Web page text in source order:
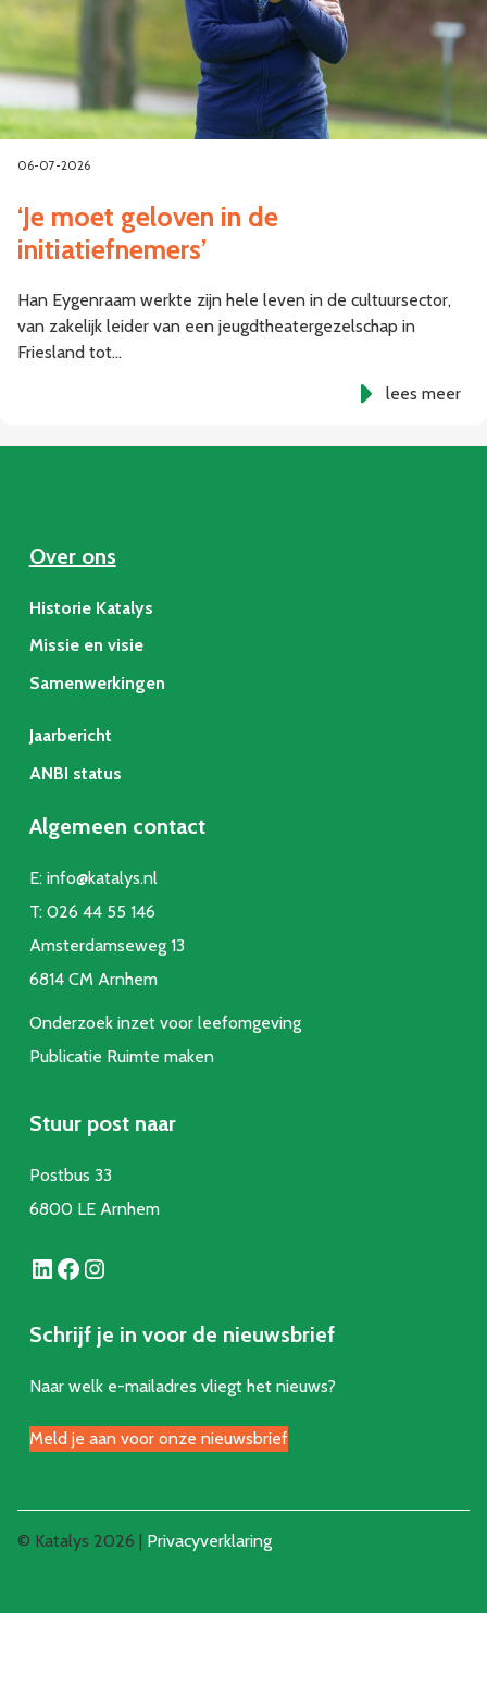
06-07-2026
‘Je moet geloven in de
initiatiefnemers’
Han Eygenraam werkte zijn hele leven in de cultuursector,
van zakelijk leider van een jeugdtheatergezelschap in
Friesland tot…
lees meer
Over ons
Historie Katalys
Missie en visie
Samenwerkingen
Jaarbericht
ANBI status
Algemeen contact
E: info@katalys.nl
T: 026 44 55 146
Amsterdamseweg 13
6814 CM Arnhem
Onderzoek inzet voor leefomgeving
Publicatie Ruimte maken
Stuur post naar
Postbus 33
6800 LE Arnhem
LinkedIn Facebook Instagram
Schrijf je in voor de nieuwsbrief
Naar welk e-mailadres vliegt het nieuws?
Meld je aan voor onze nieuwsbrief
© Katalys 2026 | Privacyverklaring